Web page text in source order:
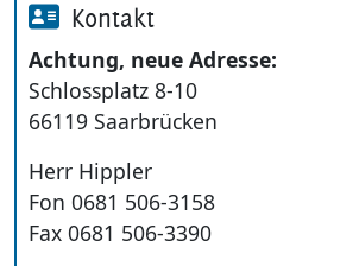
Kontakt
Achtung, neue Adresse:
Schlossplatz 8-10
66119 Saarbrücken
Herr Hippler
Fon 0681 506-3158
Fax 0681 506-3390